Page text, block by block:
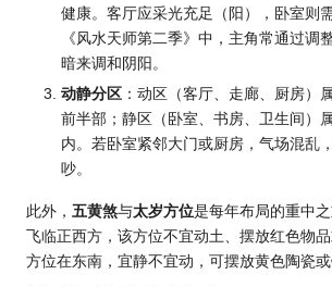
健康。客厅应采光充足（阳），卧室则
《风水天师第二季》中，主角常通过调
暗来调和阴阳。
动静分区 ：动区（客厅、走廊、厨房）
前半部；静区（卧室、书房、卫生间）
内。若卧室紧邻大门或厨房，气场混乱
吵。
此外， 五黄煞与太岁方位是每年布局的重中
飞临正西方，该方位不宜动土、摆放红色物
方位在东南，宜静不宜动，可摆放黄色陶瓷或